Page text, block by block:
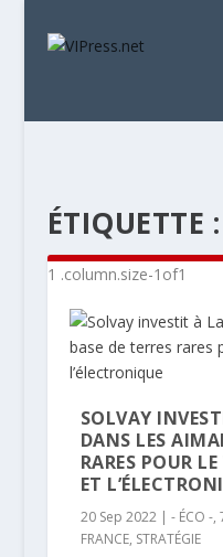
ÉTIQUETTE :
SOLVAY
DANS LES
RARES POUR
ET
20 Sep 2022| - ÉCO -,
FRANCE, STRATÉGIE